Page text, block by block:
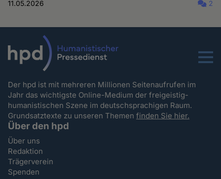
11.05.2026 2
Menu
Der hpd ist mit mehreren Millionen Seitenaufrufen im
Jahr das wichtigste Online-Medium der freigeistig-
humanistischen Szene im deutschsprachigen Raum.
Grundsatztexte zu unseren Themenfinden Sie hier.
Über den hpd
Über uns
Redaktion
Trägerverein
Spenden